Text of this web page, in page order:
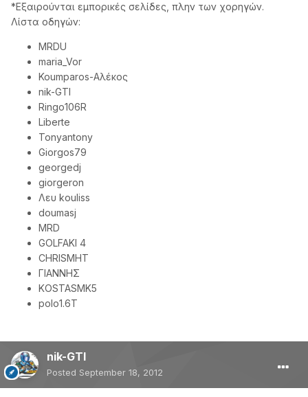
*Εξαιρούνται εμπορικές σελίδες, πλην των χορηγών.
Λίστα οδηγών:
MRDU
maria_Vor
Koumparos-Αλέκος
nik-GTI
Ringo106R
Liberte
Tonyantony
Giorgos79
georgedj
giorgeron
Λευ kouliss
doumasj
MRD
GOLFAKI 4
CHRISMHT
ΓΙΑΝΝΗΣ
KOSTASMK5
polo1.6T
nik-GTI
Posted September 18, 2012